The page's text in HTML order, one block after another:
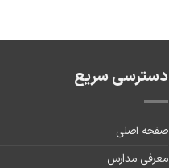
دسترسی سریع
صفحه اصلی
معرفی مدارس